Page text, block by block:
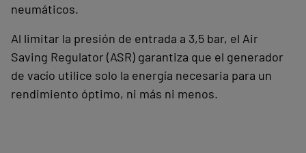
neumáticos.
Al limitar la presión de entrada a 3,5 bar, el Air
Saving Regulator (ASR) garantiza que el generador
de vacío utilice solo la energía necesaria para un
rendimiento óptimo, ni más ni menos.